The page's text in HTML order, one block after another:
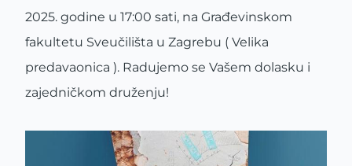
2025. godine u 17:00 sati, na Građevinskom
fakultetu Sveučilišta u Zagrebu ( Velika
predavaonica ). Radujemo se Vašem dolasku i
zajedničkom druženju!